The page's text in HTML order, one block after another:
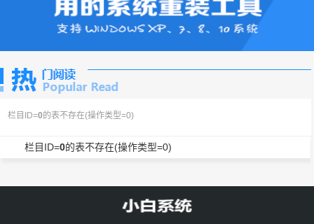
栏目ID=0的表不存在(操作类型=0)
栏目ID=0的表不存在(操作类型=0)